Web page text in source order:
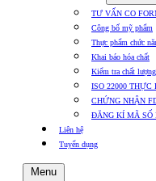
TƯ VẤN CO
Công bố mỹ phẩm
Thực phẩm chức
Khai báo hóa chất
Kiểm tra chất lượng
ISO 22000 THỰC
CHỨNG NHẬN
ĐĂNG KÍ MÃ SỐ
Liên hệ
Tuyển dụng
Menu